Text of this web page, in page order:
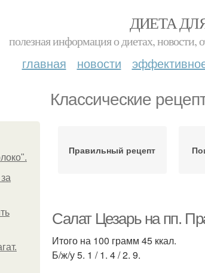
ДИЕТА
полезная информация о диетах, новости,
главная новости
Классические
Правильный рецепт
Салат Цезарь на пп.
Итого на 100 грамм 45 ккал.
Б/ж/у 5. 1 / 1. 4 / 2. 9.